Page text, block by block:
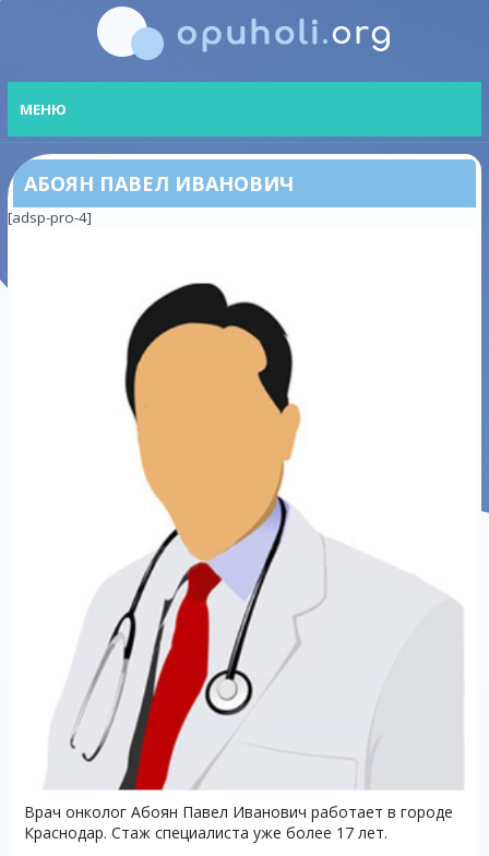
МЕНЮ
АБОЯН ПАВЕЛ ИВАНОВИЧ
[adsp-pro-4]
Врач онколог Абоян Павел Иванович работает в городе
Краснодар. Стаж специалиста уже более 17 лет.